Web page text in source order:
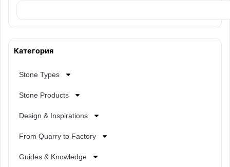
Категория
Stone Types
Stone Products
Design & Inspirations
From Quarry to Factory
Guides & Knowledge